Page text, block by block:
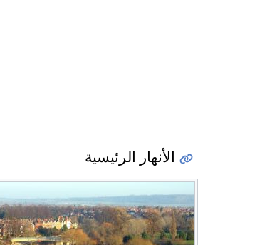
الأنهار الرئيسية